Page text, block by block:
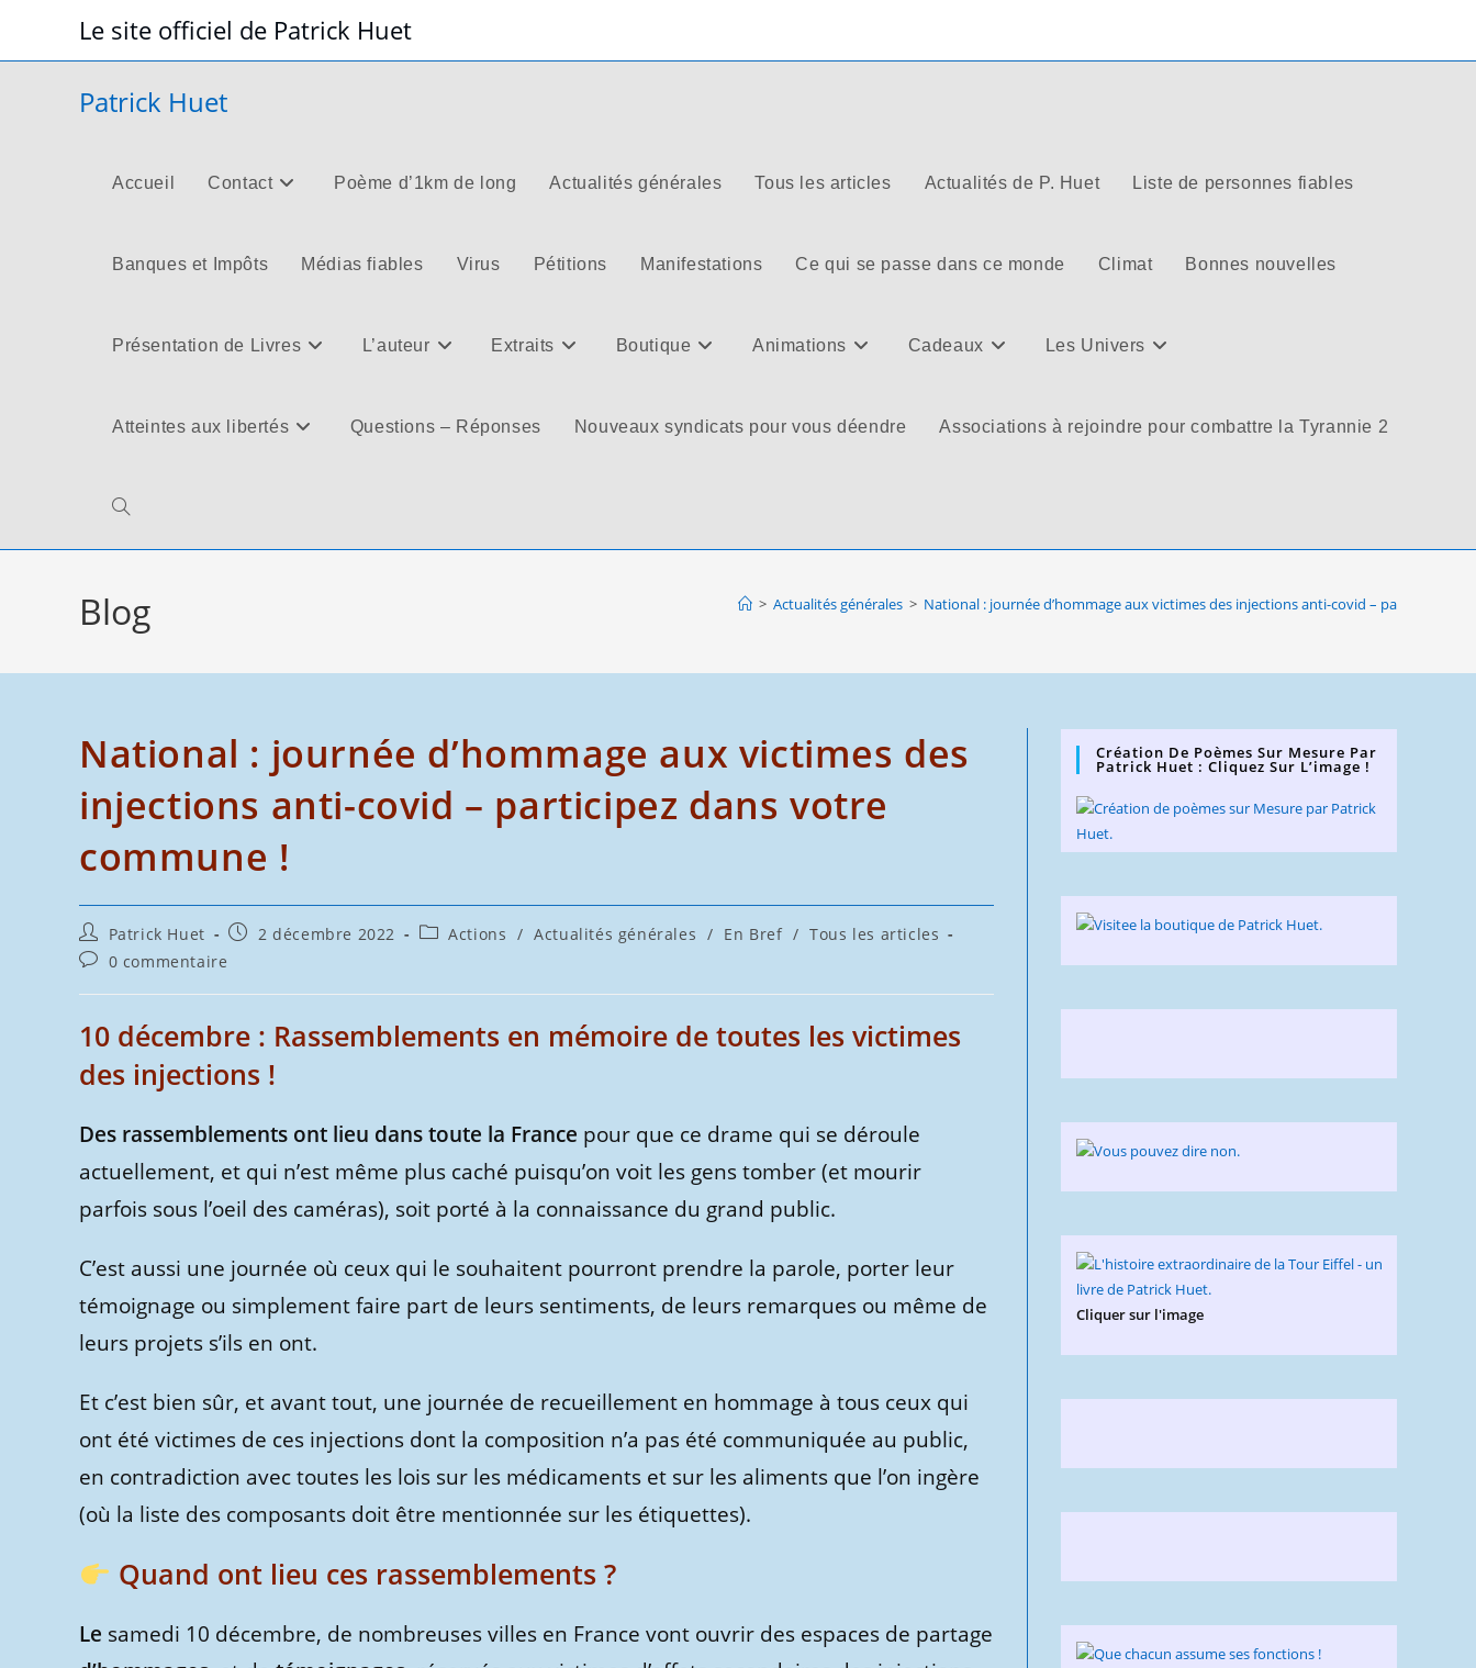
content
Le site officiel de Patrick Huet
Patrick Huet
Accueil Contact Poème d’1km de long Actualités générales Tous les articles Actualités de P. Huet Liste de personnes fiables
Banques et Impôts Médias fiables Virus Pétitions Manifestations Ce qui se passe dans ce monde Climat Bonnes nouvelles
Présentation de Livres L’auteur Extraits Boutique Animations Cadeaux Les Univers
Atteintes aux libertés Questions – Réponses Nouveaux syndicats pour vous déendre Associations à rejoindre pour combattre la Tyrannie 2
Toggle
search
Blog > Actualités générales > National : journée d’hommage aux victimes des injections anti-covid – participez
National : journée d’hommage aux victimes des
injections anti-covid – participez dans votre
commune !
Auteur/autrice
de
la
publication :
Patrick Huet
Publication
2 décembre 2022
PostActions / Actualités générales / En Bref / Tous les articles
Commentaires
la
publication :
0 commentaire
10 décembre : Rassemblements en mémoire de toutes les victimes
des injections !
Des rassemblements ont lieu dans toute la France pour que ce drame qui se déroule
actuellement, et qui n’est même plus caché puisqu’on voit les gens tomber (et mourir
parfois sous l’oeil des caméras), soit porté à la connaissance du grand public.
C’est aussi une journée où ceux qui le souhaitent pourront prendre la parole, porter leur
témoignage ou simplement faire part de leurs sentiments, de leurs remarques ou même de
leurs projets s’ils en ont.
Et c’est bien sûr, et avant tout, une journée de recueillement en hommage à tous ceux qui
ont été victimes de ces injections dont la composition n’a pas été communiquée au public,
en contradiction avec toutes les lois sur les médicaments et sur les aliments que l’on ingère
(où la liste des composants doit être mentionnée sur les étiquettes).
Quand ont lieu ces rassemblements ?
Le samedi 10 décembre, de nombreuses villes en France vont ouvrir des espaces de partage
Création De Poèmes Sur Mesure Par
Patrick Huet : Cliquez Sur L’image !
Cliquer sur l'image